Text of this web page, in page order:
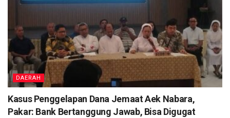
DAERAH
Kasus Penggelapan Dana Jemaat Aek Nabara,
Pakar: Bank Bertanggung Jawab, Bisa Digugat